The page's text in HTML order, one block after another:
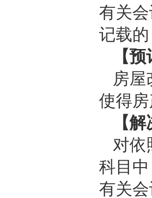
有关
记载
【
房屋
使得
【
对依
科目
有关